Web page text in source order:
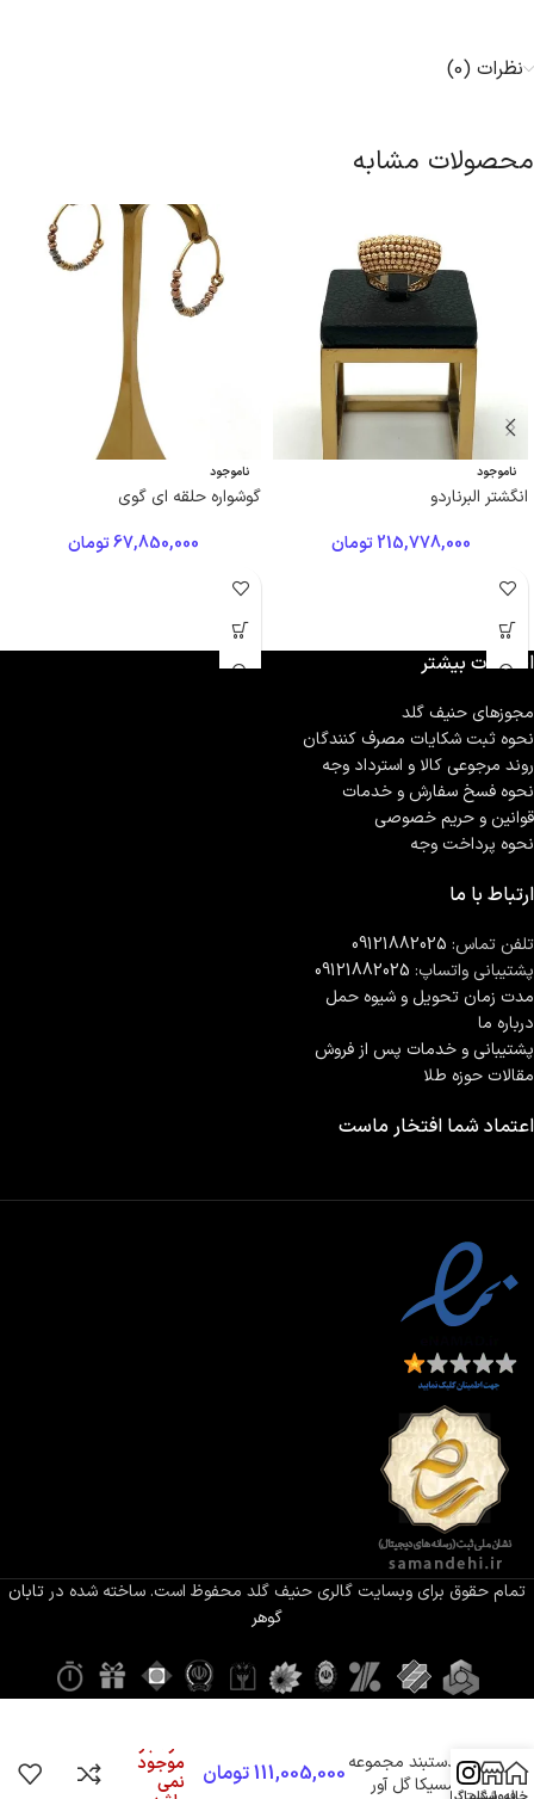
نظرات (0)
محصولات مشابه
ناموجود
انگشتر البرناردو
215,778,000 تومان
ناموجود
گوشواره حلقه ای گوی
67,850,000تومان
اطلاعات بیشتر
مجوزهای حنیف گلد
نحوه ثبت شكايات مصرف كنندگان
روند مرجوعی کالا و استرداد وجه
نحوه فسخ سفارش و خدمات
قوانین و حریم خصوصی
نحوه پرداخت وجه
ارتباط با ما
تلفن تماس: 09121882025
پشتیبانی واتساپ: 09121882025
مدت زمان تحويل و شیوه حمل
درباره ما
پشتیبانی و خدمات پس از فروش
مقالات حوزه طلا
اعتماد شما افتخار ماست
تمام حقوق برای وبسایت گالری حنیف گلد محفوظ است. ساخته شده در تابان
گوهر
دستبند مجموعه
مسیکا گل آور
111,005,000تومان
در انبار
موجود
نمی